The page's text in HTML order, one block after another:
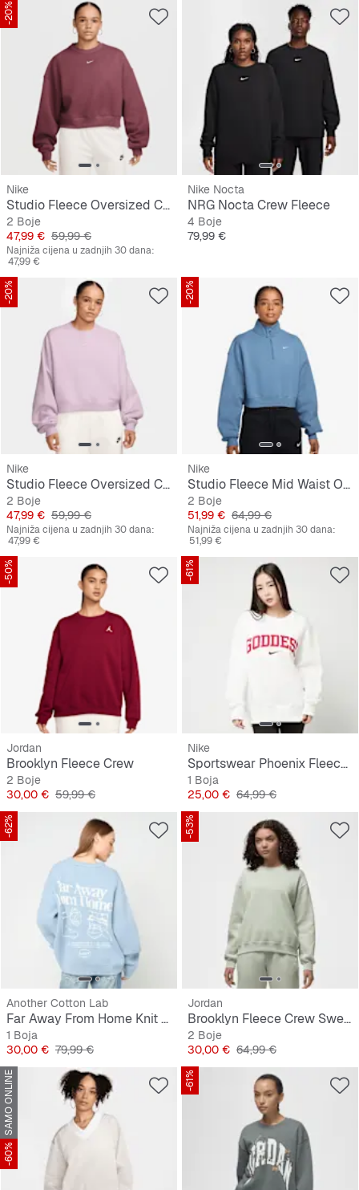
-20%
Nike
Studio Fleece Oversized Cropped Crew
2 Boje
Cijena
47,99 € Originalna cijena
59,99 €
Najniža cijena u zadnjih 30 dana:
47,99 €
Nike Nocta
NRG Nocta Crew Fleece
4 Boje
Cijena
79,99 €
-20%
Nike
Studio Fleece Oversized Cropped Crew
2 Boje
Cijena
47,99 € Originalna cijena
59,99 €
Najniža cijena u zadnjih 30 dana:
47,99 €
-20%
Nike
Studio Fleece Mid Waist Oversized Crop Quarter Zip
2 Boje
Cijena
51,99 € Originalna cijena
64,99 €
Najniža cijena u zadnjih 30 dana:
51,99 €
-50%
Jordan
Brooklyn Fleece Crew
2 Boje
Cijena
30,00 € Originalna cijena
59,99 €
-61%
Nike
Sportswear Phoenix Fleece Oversize Sweatshirt
1 Boja
Cijena
25,00 € Originalna cijena
64,99 €
-62%
Another Cotton Lab
Far Away From Home Knit Sweater
1 Boja
Cijena
30,00 € Originalna cijena
79,99 €
-53%
Jordan
Brooklyn Fleece Crew Sweatshirt
2 Boje
Cijena
30,00 € Originalna cijena
64,99 €
SAMO ONLINE
-60%
-61%